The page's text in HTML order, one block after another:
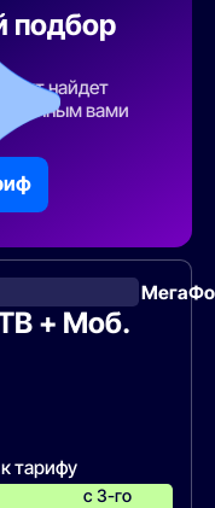
подбор
найдет
вами
+ Моб.
тарифу
с 3-го